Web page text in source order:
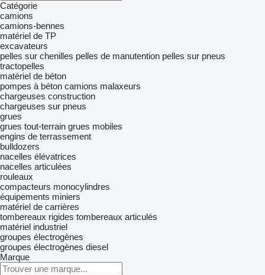
Catégorie
camions
camions-bennes
matériel de TP
excavateurs
pelles sur chenilles pelles de manutention pelles sur pneus
tractopelles
matériel de béton
pompes à béton camions malaxeurs
chargeuses construction
chargeuses sur pneus
grues
grues tout-terrain grues mobiles
engins de terrassement
bulldozers
nacelles élévatrices
nacelles articulées
rouleaux
compacteurs monocylindres
équipements miniers
matériel de carrières
tombereaux rigides tombereaux articulés
matériel industriel
groupes électrogènes
groupes électrogènes diesel
Marque